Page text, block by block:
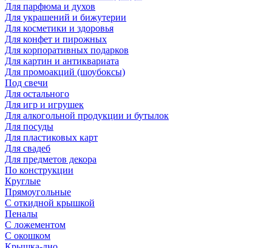
Для парфюма и духов
Для украшений и бижутерии
Для косметики и здоровья
Для конфет и пирожных
Для корпоративных подарков
Для картин и антиквариата
Для промоакций (шоубоксы)
Под свечи
Для остального
Для игр и игрушек
Для алкогольной продукции и бутылок
Для посуды
Для пластиковых карт
Для свадеб
Для предметов декора
По конструкции
Круглые
Прямоугольные
С откидной крышкой
Пеналы
С ложементом
С окошком